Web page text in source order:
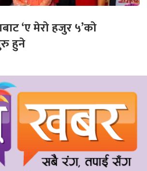
‘ए मेरो हजुर ५’को
हुने